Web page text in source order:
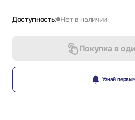
Доступность: Нет в наличии
Покупка в
Узнай